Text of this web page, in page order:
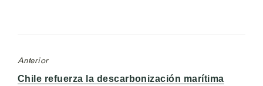
Anterior
Entrada
Chile refuerza la descarbonización marítima